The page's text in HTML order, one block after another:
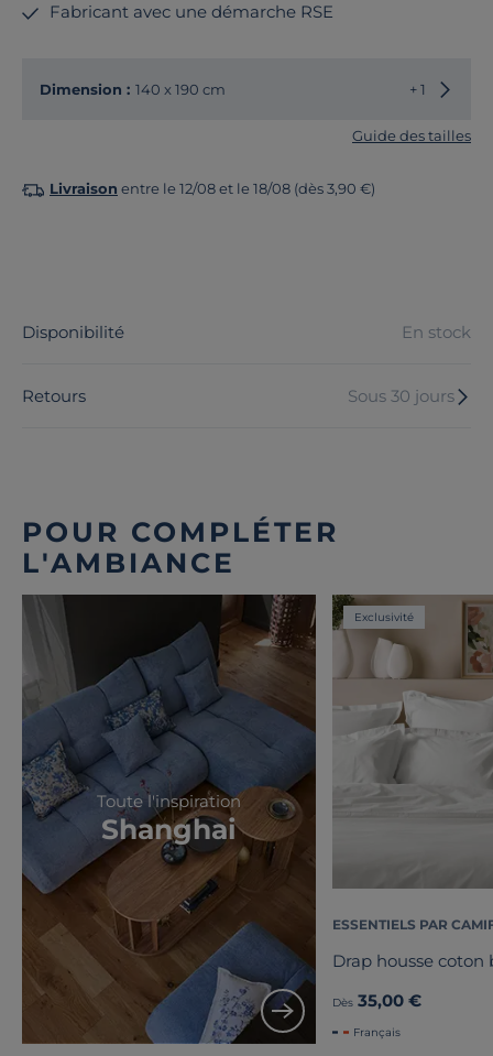
Fabricant avec une démarche RSE
Dimension : 140 x 190 cm + 1
Guide des tailles
Livraison entre le 12/08 et le 18/08 (dès 3,90 €)
Disponibilité En stock
Retours Sous 30 jours
POUR COMPLÉTER
L'AMBIANCE
Toute l'inspiration
Shanghai
Exclusivité
ESSENTIELS PAR
Drap housse coton
Dès 35,00 €
Français